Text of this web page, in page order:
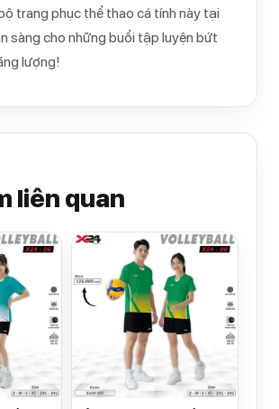
trang phục thể thao cá tính này tại
sàng cho những buổi tập luyện bứt
lượng!
liên quan